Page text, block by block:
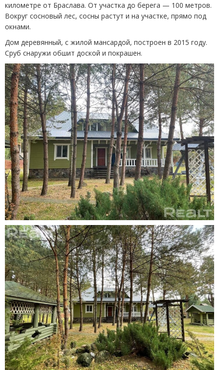
километре от Браслава. От участка до берега — 100 метров.
Вокруг сосновый лес, сосны растут и на участке, прямо под
окнами.
Дом деревянный, с жилой мансардой, построен в 2015 году.
Сруб снаружи обшит доской и покрашен.